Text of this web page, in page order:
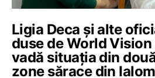
Ligia Deca și alte
duse de World Vision
vadă situația din
zone sărace din